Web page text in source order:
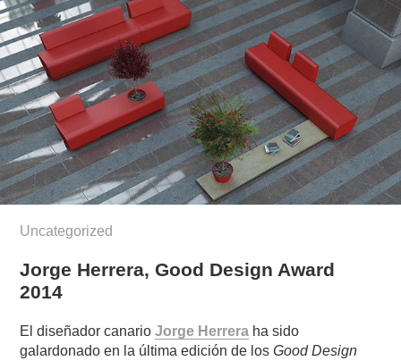
Uncategorized
Jorge Herrera, Good Design Award
2014
El diseñador canarioJorge Herrera ha sido
galardonado en la última edición de losGood Design